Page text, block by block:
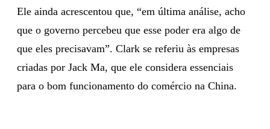
Ele ainda acrescentou que, “em última análise, acho
que o governo percebeu que esse poder era algo de
que eles precisavam”. Clark se referiu às empresas
criadas por Jack Ma, que ele considera essenciais
para o bom funcionamento do comércio na China.